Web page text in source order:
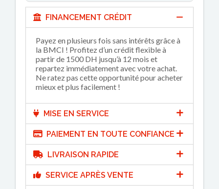
FINANCEMENT CRÉDIT
Payez en plusieurs fois sans intérêts grâce à
la BMCI ! Profitez d’un crédit flexible à
partir de 1500 DH jusqu’à 12 mois et
repartez immédiatement avec votre achat.
Ne ratez pas cette opportunité pour acheter
mieux et plus facilement !
MISE EN SERVICE
PAIEMENT EN TOUTE CONFIANCE
LIVRAISON RAPIDE
SERVICE APRÈS VENTE